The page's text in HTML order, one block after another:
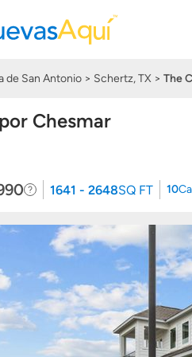
de San Antonio Schertz, TX The
Chesmar
1641 - 2648SQ FT 10